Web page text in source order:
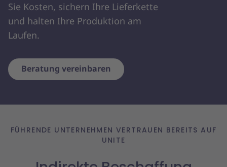
Sie Kosten, sichern Ihre Lieferkette
und halten Ihre Produktion am
Laufen.
Beratung vereinbaren
FÜHRENDE UNTERNEHMEN VERTRAUEN BEREITS AUF
UNITE